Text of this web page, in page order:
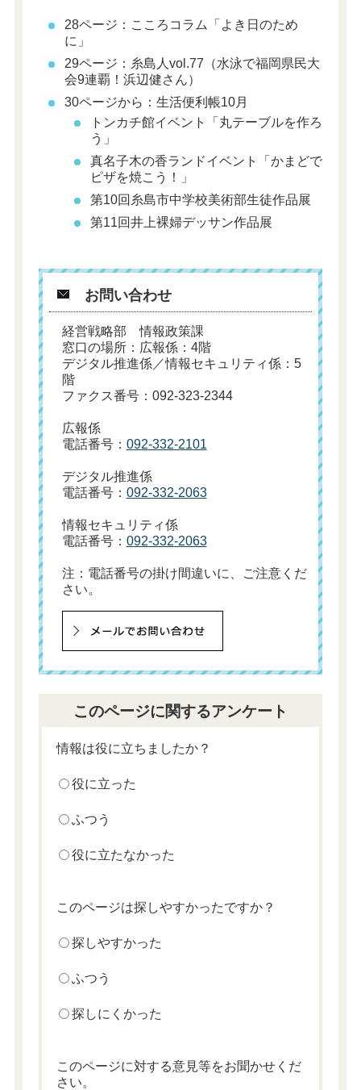
28ページ：こころコラム「よき日のため
に」
29ページ：糸島人vol.77（水泳で福岡県民大
会9連覇！浜辺健さん）
30ページから：生活便利帳10月
トンカチ館イベント「丸テーブルを作ろ
う」
真名子木の香ランドイベント「かまどで
ピザを焼こう！」
第10回糸島市中学校美術部生徒作品展
第11回井上裸婦デッサン作品展
お問い合わせ
経営戦略部 情報政策課
窓口の場所：広報係：4階
デジタル推進係／情報セキュリティ係：5
階
ファクス番号：092-323-2344
広報係
電話番号： 092-332-2101
デジタル推進係
電話番号： 092-332-2063
情報セキュリティ係
電話番号： 092-332-2063
注：電話番号の掛け間違いに、ご注意くだ
さい。
このページに関するアンケート
情報は役に立ちましたか？
役に立った
ふつう
役に立たなかった
このページは探しやすかったですか？
探しやすかった
ふつう
探しにくかった
このページに対する意見等をお聞かせくだ
さい。